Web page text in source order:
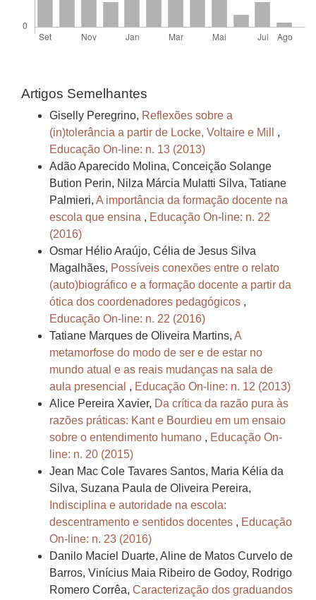
Artigos Semelhantes
Giselly Peregrino, Reflexões sobre a
(in)tolerância a partir de Locke, Voltaire e Mill ,
Educação On-line: n. 13 (2013)
Adão Aparecido Molina, Conceição Solange
Bution Perin, Nilza Márcia Mulatti Silva, Tatiane
Palmieri, A importância da formação docente na
escola que ensina , Educação On-line: n. 22
(2016)
Osmar Hélio Araújo, Célia de Jesus Silva
Magalhães, Possíveis conexões entre o relato
(auto)biográfico e a formação docente a partir da
ótica dos coordenadores pedagógicos ,
Educação On-line: n. 22 (2016)
Tatiane Marques de Oliveira Martins, A
metamorfose do modo de ser e de estar no
mundo atual e as reais mudanças na sala de
aula presencial , Educação On-line: n. 12 (2013)
Alice Pereira Xavier, Da crítica da razão pura às
razões práticas: Kant e Bourdieu em um ensaio
sobre o entendimento humano , Educação On-
line: n. 20 (2015)
Jean Mac Cole Tavares Santos, Maria Kélia da
Silva, Suzana Paula de Oliveira Pereira,
Indisciplina e autoridade na escola:
descentramento e sentidos docentes , Educação
On-line: n. 23 (2016)
Danilo Maciel Duarte, Aline de Matos Curvelo de
Barros, Vinícius Maia Ribeiro de Godoy, Rodrigo
Romero Corrêa, Caracterização dos graduandos